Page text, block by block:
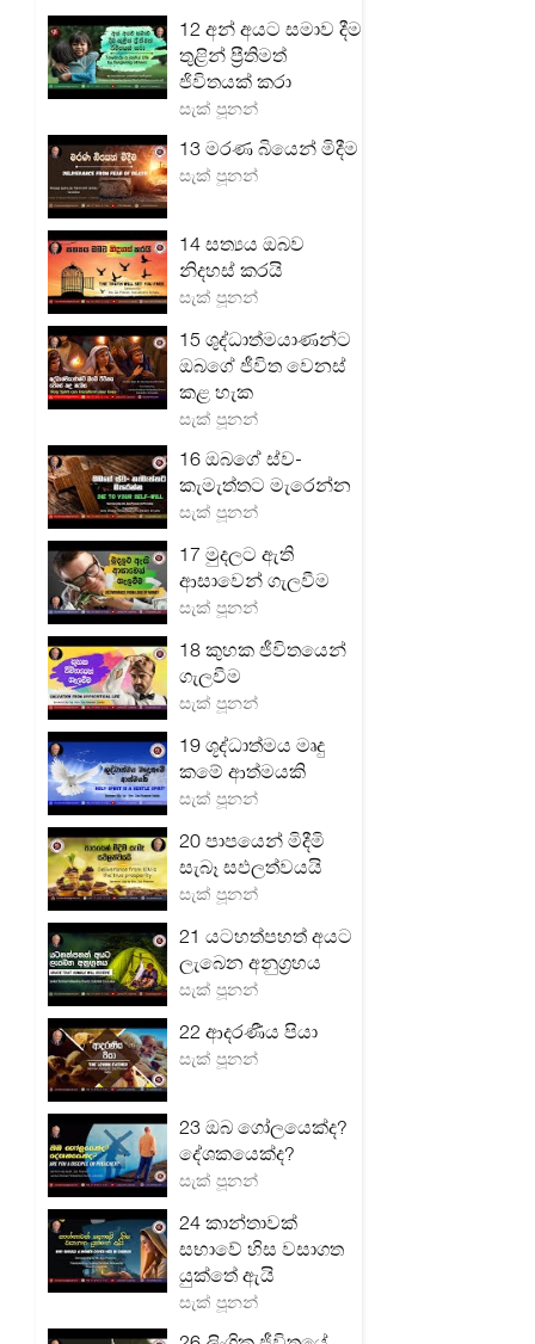
12 අන් අයට සමාව දීම
තුළින් ප්‍රීතිමත්
ජිවිතයක් කරා
සැක් පූනන්
13 මරණ බියෙන් මිදීම
සැක් පූනන්
14 සත්‍යය ඔබව
නිදහස් කරයි
සැක් පූනන්
15 ශුද්ධාත්මයාණන්ට
ඔබගේ ජීවිත වෙනස්
කළ හැක
සැක් පූනන්
16 ඔබගේ ස්ව-
කැමැත්තට මැරෙන්න
සැක් පූනන්
17 මුදලට ඇති
ආසාවෙන් ගැලවීම
සැක් පූනන්
18 කුහක ජීවිතයෙන්
ගැලවීම
සැක් පූනන්
19 ශූද්ධාත්මය මෘදු
කමේ ආත්මයකි
සැක් පූනන්
20 පාපයෙන් මිදීමි
සැබෑ සඵලත්වයයි
සැක් පූනන්
21 යටහත්පහත් අයට
ලැබෙන අනුග්‍රහය
සැක් පූනන්
22 ආදරණීය පියා
සැක් පූනන්
23 ඔබ ගෝලයෙක්ද?
දේශකයෙක්ද?
සැක් පූනන්
24 කාන්තාවක්
සභාවේ හිස වසාගත
යුක්තේ ඇයි
සැක් පූනන්